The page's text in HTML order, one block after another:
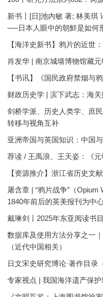
新书丨[日]池內敏 著; 林美琪
──日本人眼中的朝鮮是如何
【海洋史新书】鸦片的近世
肖发华 | 南京城墙博物馆藏
【书讯】《国民政府禁烟与
财政历史学 | 滨下武志：海
剑桥学派、历史人类学、庶
转移与视角互补
亚洲帝国与英国知识：中国
荐读 / 王禹浪、王天姿：《
【资源推介】浙江省历史文
屠含章 | “鸦片战争”（
1840年前后的英美报刊为中
戴琳剑丨2025年东亚阅读书
数据库及使用方法分享之一
（近代中国相关）
日文宋史研究博论·著作目录
专家视点 | 我国海洋遗产保